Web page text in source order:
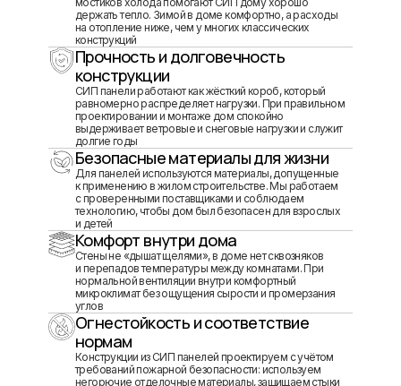
держать тепло. Зимой в доме комфортно, а расходы
на отопление ниже, чем у многих классических
конструкций
Прочность и долговечность
конструкции
СИП панели работают как жёсткий короб, который
равномерно распределяет нагрузки. При правильном
проектировании и монтаже дом спокойно
выдерживает ветровые и снеговые нагрузки и служит
долгие годы
Безопасные материалы для жизни
Для панелей используются материалы, допущенные
к применению в жилом строительстве. Мы работаем
с проверенными поставщиками и соблюдаем
технологию, чтобы дом был безопасен для взрослых
и детей
Комфорт внутри дома
Стены не «дышат щелями», в доме нет сквозняков
и перепадов температуры между комнатами. При
нормальной вентиляции внутри комфортный
микроклимат без ощущения сырости и промерзания
углов
Огнестойкость и соответствие
нормам
Конструкции из СИП панелей проектируем с учётом
требований пожарной безопасности: используем
негорючие отделочные материалы, защищаем стыки